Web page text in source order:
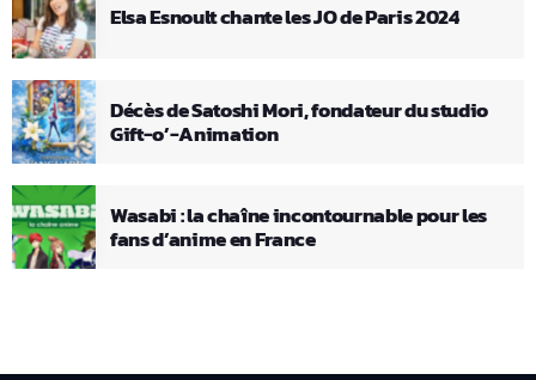
Elsa Esnoult chante les JO de Paris 2024
Décès de Satoshi Mori, fondateur du studio
Gift-o’-Animation
Wasabi : la chaîne incontournable pour les
fans d’anime en France